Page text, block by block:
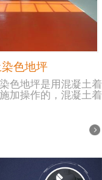
色地坪
色地坪是用混凝土着
加操作的，混凝土着